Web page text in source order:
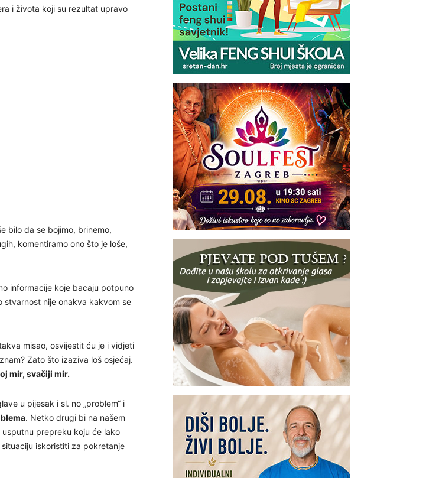
i života koji su rezultat upravo
bilo da se bojimo, brinemo,
komentiramo ono što je loše,
informacije koje bacaju potpuno
stvarnost nije onakva kakvom se
misao, osvijestit ću je i vidjeti
Zato što izaziva loš osjećaj.
mir, svačiji mir.
u pijesak i sl. no „problem“ i
. Netko drugi bi na našem
prepreku koju će lako
iskoristiti za pokretanje